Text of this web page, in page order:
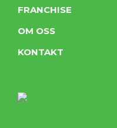
FRANCHISE
OM OSS
KONTAKT